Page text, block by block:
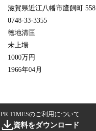
滋賀県近江八幡市鷹飼町 558
0748-33-3355
徳地清匡
未上場
1000万円
1966年04月
PR TIMESのご利用について
資料をダウンロード